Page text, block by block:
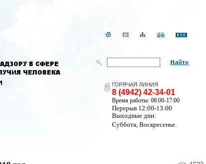
ГОРЯЧАЯ ЛИНИЯ
8 (4942) 42-34-01
Время работы: 08:00-17:00
Перерыв 12:00-13:00
Выходные дни:
Суббота, Воскресенье.